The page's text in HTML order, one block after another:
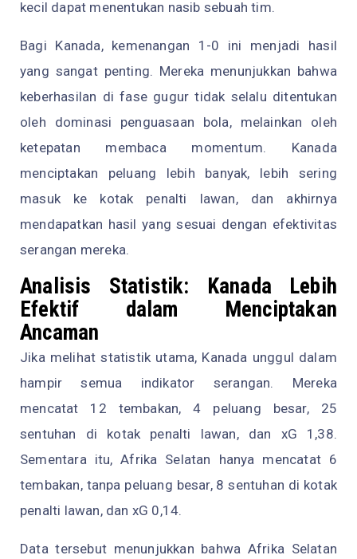
kecil dapat menentukan nasib sebuah tim.
Bagi Kanada, kemenangan 1-0 ini menjadi hasil
yang sangat penting. Mereka menunjukkan bahwa
keberhasilan di fase gugur tidak selalu ditentukan
oleh dominasi penguasaan bola, melainkan oleh
ketepatan membaca momentum. Kanada
menciptakan peluang lebih banyak, lebih sering
masuk ke kotak penalti lawan, dan akhirnya
mendapatkan hasil yang sesuai dengan efektivitas
serangan mereka.
Analisis Statistik: Kanada Lebih
Efektif dalam Menciptakan
Ancaman
Jika melihat statistik utama, Kanada unggul dalam
hampir semua indikator serangan. Mereka
mencatat 12 tembakan, 4 peluang besar, 25
sentuhan di kotak penalti lawan, dan xG 1,38.
Sementara itu, Afrika Selatan hanya mencatat 6
tembakan, tanpa peluang besar, 8 sentuhan di kotak
penalti lawan, dan xG 0,14.
Data tersebut menunjukkan bahwa Afrika Selatan